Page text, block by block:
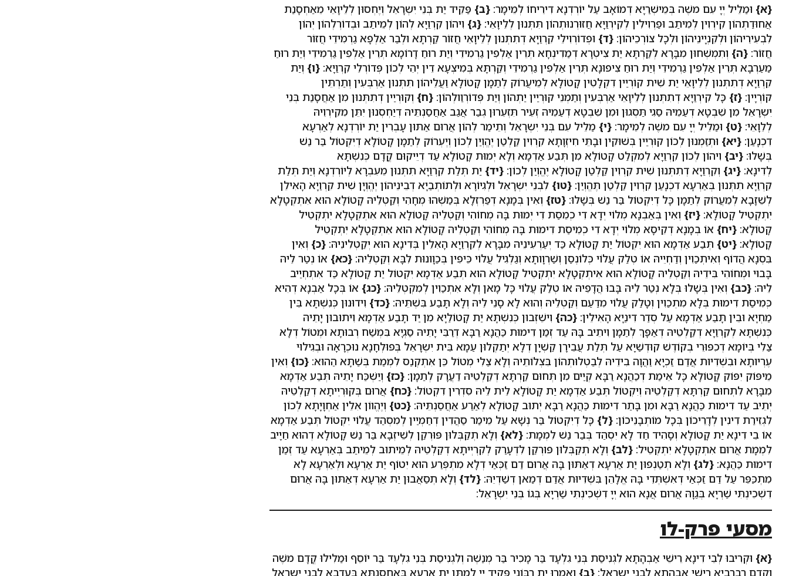
{א} וּמַלֵיל יְיָ עִם משֶׁה בְּמֵישְׁרַיָא דְמוֹאָב עַל יוֹרְדְנָא דִירֵיחוֹ לְמֵימָר: {ב} פַּקֵיד יַת בְּנֵי יִשְרָאֵל וְיֶחְסוּן לְלֵיוָאֵי מֵאַחְסָנַת
אֲחוּדַתְהוֹן קִירְוִין לְמִיתַב וּפַרְוִילִין לְקִירְוַיָא חֲזוּרְנוּתְהוֹן תִּתְּנוּן לְלֵיוָאֵי: {ג} וִיהוֹן קִרְוַיָא לְהוֹן לְמֵיתַב וּבְדוֹרְלְהוֹן יְהוֹן
לִבְעִירֵיהוֹן וּלְקִנְיָינֵיהוֹן וּלְכָל צוֹרְכֵיהוֹן: {ד} וּפְדוֹרְוִילֵי קִרְוַיָא דְתִתְּנוּן לְלֵיוָאֵי חֲזוֹר קַרְתָּא וּלְבַר אַלְפָא גַרְמִידֵי חֲזוֹר
חֲזוֹר: {ה} וְתִמְשְׁחוּן מִבָּרָא לְקַרְתָּא יַת צִיטְרָא דְמַדִינְחָא תְּרֵין אַלְפִין גַרְמִידֵי וְיַת רוּחַ דָרוֹמָא תְּרֵין אַלְפִין גַרְמִידֵי וְיַת רוּחַ
מַעַרְבָא תְּרֵין אַלְפִין גַרְמִידֵי וְיַת רוּחַ צִיפוּנָא תְּרֵין אַלְפִין גַרְמִידֵי וְקַרְתָּא בְּמִיצְעָא דֵין יְהֵי לְכוֹן פְּדוֹרְלֵי קִרְוַיָא: {ו} וְיַת
קִרְוַיָא דְתִתְּנוּן לְלֵיוָאֵי יַת שִׁית קוֹרְיַין דִקְלָטִין קָטוֹלָא לְמֵיעֲרוֹק לְתַמָן קָטוֹלָא וַעֲלֵיהוֹן תִּתְּנוּן אַרְבְּעִין וְתַרְתֵּין
קוֹרְיָין: {ז} כָּל קִירְוַיָא דְתִתְּנוּן לְלֵיוָאֵי אַרְבְּעִין וְתַמְנֵי קוּרְיַין יַתְהוֹן וְיַת פְּדוֹרְוַולְהוֹן: {ח} וְקוּרְיַין דְתִתְּנוּן מִן אַחֲסָנַת בְּנֵי
יִשְרָאֵל מִן שִׁבְטָא דְעַמֵיהּ סַגִי תַּסְגוּן וּמִן שִׁבְטָא דְעַמֵיהּ זְעֵיר תִּזְעֵרוּן גְבַר אֲגַב אַחֲסַנְתֵּיהּ דְיַחְסְנוּן יִתֵּן מִקִירְוֵיהּ
לְלֵוָאֵי: {ט} וּמַלֵיל יְיָ עִם משֶׁה לְמֵימָר: {י} מַלֵיל עִם בְּנֵי יִשְרָאֵל וְתֵימַר לְהוֹן אֲרוּם אַתּוּן עָבְרִין יַת יוֹרְדְנָא לְאַרְעָא
דִכְנָעַן: {יא} וּתְזַמְנוּן לְכוֹן קוּרְיַין בְּשׁוּקִין וּבָתֵּי חִיזְוָתָא קִרְוִין קַלְטַן יֶהֱוְיַן לְכוֹן וְיֶעְרוֹק לְתַמָן קָטוֹלָא דְיִקְטוֹל בַּר נַשׁ
בְּשָׁלוּ: {יב} וִיהוֹן לְכוֹן קִרְוַיָא לְמִקְלַט קָטוֹלָא מִן תְּבַע אַדְמָא וְלָא יְמוּת קָטוֹלָא עַד דְיֵיקוּם קֳדָם כְּנִשְׁתָּא
לְדִינָא: {יג} וְקִרְוַיָא דְתִתְּנוּן שִׁית קִרְוִין קַלְטַן קָטוֹלָא יֶהֱוְיַן לְכוֹן: {יד} יַת תְּלַת קִרְוַיָא תִתְּנוּן מֵעִבְרָא לְיוֹרְדְנָא וְיַת תְּלַת
קִרְוַיָא תִתְּנוּן בְּאַרְעָא דִכְנָעַן קִרְוִין קַלְטַן תֶּהֱוְיַן: {טו} לִבְנֵי יִשְרָאֵל וּלְגִיוֹרָא וּלְתוֹתְבַיָא דְבֵינֵיהוֹן יֶהֱוְיָן שִׁית קִרְוַיָא הָאִילֵן
לְשֵׁזָבָא לְמֵעֲרוֹק לְתַמָן כָּל דְיִקְטוֹל בַּר נַשׁ בְּשָׁלוּ: {טז} וְאִין בְּמָנָא דְפַרְזְלָא בְּמַשְׁהוּ מְחָהִי וְקַטְלֵיהּ קָטוֹלָא הוּא אִתְקְטָלָא
יִתְקְטֵיל קָטוֹלָא: {יז} וְאִין בְּאַבְנָא מְלוֹי יְדָא דִי כְמֵסַת דִי יְמוּת בָּהּ מְחוֹהִי וְקַטְלֵיהּ קָטוֹלָא הוּא אִתְקְטָלָא יִתְקְטֵיל
קָטוֹלָא: {יח} אוֹ בְמָנָא דְקֵיסָא מְלוֹי יְדָא דִי כְמֵיסַת דִימוּת בָּהּ מְחוֹהִי וְקַטְלֵיהּ קָטוֹלָא הוּא אִתְקְטָלָא יִתְקְטֵיל
קָטוֹלָא: {יט} תְּבַע אַדְמָא הוּא יִקְטוֹל יַת קָטוֹלָא כַּד יְעַרְעִינֵיהּ מִבָּרָא לְקִרְוַיָא הָאִלֵין בְּדִינָא הוּא יְקַטְלִינֵיהּ: {כ} וְאִין
בִּסְנָא הֲדוֹף וְאִיתְכַוִין וְדַחְיֵיהּ אוֹ טְלַק עֲלוֹי כְּלוֹנְסַן וְשַׁרְוָותָא וְגַלְגִיל עֲלוֹי כֵּיפִין בְּכַוָונוּת לִבָּא וְקַטְלֵיהּ: {כא} אוֹ נְטַר לֵיהּ
בָּבוּי וּמְחוֹהִי בִּידֵיהּ וְקַטְלֵיהּ קָטוֹלָא הוּא אִיתְקְטָלָא יִתְקְטֵיל קָטוֹלָא הוּא תְּבַע אַדְמָא יִקְטוֹל יַת קָטוֹלָא כַּד אִתְחְיַיב
לֵיהּ: {כב} וְאִין בְּשָׁלוּ בְּלָא נְטַר לֵיהּ בָּבוּ הֲדָפֵיהּ אוֹ טְלַק עֲלוֹי כָּל מָאן וְלָא אִתְכַוִין לְמִקְטְלֵיהּ: {כג} אוֹ בְּכָל אַבְנָא דְהִיא
כְּמִיסַת דִימוּת בְּלָא מִתְכַוִין וְטָלַק עֲלוֹי מִדַעַם וְקַטְלֵיהּ וְהוּא לָא סָנֵי לֵיהּ וְלָא תָּבַע בִּשְׁתֵּיהּ: {כד} וִידוּנוּן כְּנִשְׁתָּא בֵּין
מַחְיָא וּבֵין תָּבַע אַדְמָא עַל סְדַר דִינַיָא הָאִילֵין: {כה} וִישֵׁזְבוּן כְּנִשְׁתָּא יַת קָטוֹלַיָא מִן יַד תָּבַע אַדְמָא וִיתוּבוּן יָתֵיהּ
כְּנִשְׁתָּא לְקִרְוַיָא דְקַלְטֵיהּ דְאַפָּךְ לְתַמָן וִיתֵיב בָּהּ עַד זְמַן דִימוּת כַּהֲנָא רַבָּא דְרַבֵּי יָתֵיהּ סַגְיָא בִּמְשַׁח רְבוּתָא וּמְטוֹל דְלָא
צַלִי בְּיוֹמָא דְכִפּוּרֵי בְקוֹדֶשׁ קוּדְשַׁיָא עַל תְּלַת עֲבֵירָן קַשְׁיָן דְלָא יְתַקְלוּן עַמָא בֵּית יִשְרָאֵל בְּפוּלְחָנָא נוּכְרָאָה וּבְגִילוּי
עֶרְיוּתָא וּבִשְׁדִיוּת אֲדַם זַכְיָא וַהֲוָה בִידֵיהּ לְבַטְלוּתְהוֹן בִּצְלוֹתֵיהּ וְלָא צַלִי מְטוֹל כֵּן אִתְקְנַס לִמְמַת בְּשַׁתָּא הַהוּא: {כו} וְאִין
מֵיפּוֹק יִפּוֹק קָטוֹלָא כָּל אֵימַת דְכַהֲנָא רַבָּא קְיַים מִן תְּחוּם קַרְתָּא דְקַלְטֵיהּ דַעֲרָק לְתַמָן: {כז} וְיַשְׁכַּח יָתֵיהּ תְּבַע אַדְמָא
מִבָּרָא לִתְחוּם קַרְתָּא דְקַלְטֵיהּ וְיִקְטוֹל תְּבַע אַדְמָא יַת קָטוֹלָא לֵית לֵיהּ סִדְרִין דִקְטוֹל: {כח} אֲרוּם בְּקוּרְיְיתָא דְקַלְטֵיהּ
יְתֵיב עַד דִימוּת כַּהֲנָא רַבָּא וּמִן בָּתַר דִימוּת כַּהֲנָא רַבָּא יְתוּב קָטוֹלָא לְאַרַע אַחֲסַנְתֵּיהּ: {כט} וְיֶהֱווֹן אִלֵין אַחְוָיָתָא לְכוֹן
לִגְזֵירַת דִינִין לְדָרֵיכוֹן בְּכָל מוֹתְבָנֵיכוֹן: {ל} כָּל דְיִקְטוֹל בַּר נְשָׁא עַל מֵימַר סַהֲדִין דְחַמְיַין לְמִסְהַד עֲלוֹי יִקְטוֹל תְּבַע אַדְמָא
אוֹ בֵי דִינָא יַת קָטוֹלָא וְסָהִיד חַד לָא יִסְהַד בְּבַר נַשׁ לִמְמָת: {לא} וְלָא תְקַבְּלוּן פּוּרְקַן לְשֵׁיזְבָא בַּר נַשׁ קָטוֹלָא דְהוּא חַיָיב
לִמְמָת אֲרוּם אִתְקְטָלָא יִתְקְטֵיל: {לב} וְלָא תְקַבְּלוּן פּוּרְקַן לִדְעָרַק לְקִרְיְיתָא דְקַלְטֵיהּ לְמֵיתוּב לְמֵיתַב בְּאַרְעָא עַד זְמַן
דִימוּת כַּהֲנָא: {לג} וְלָא תְטַנְפוּן יַת אַרְעָא דְאַתּוּן בָּהּ אֲרוּם דַם זַכְּאַי דְלָא מִתְפְּרַע הוּא יִטוֹף יַת אַרְעָא וּלְאַרְעָא לָא
מִתְכַּפֵּר עַל דַם זַכְּאַי דְאִשְׁתְּדֵי בָּהּ אֱלָהֵן בִּשְׁדִיוּת אֲדַם דְמַאן דְשַׁדְיֵהּ: {לד} וְלָא תְסַאֲבוּן יַת אַרְעָא דְאַתּוּן בָּהּ אֲרוּם
דִשְׁכִינְתִּי שַׁרְיָא בְּגַוָהּ אֲרוּם אֲנָא הוּא יְיָ דִשְׁכִינְתִּי שַׁרְיָא בְּגוֹ בְּנֵי יִשְרָאֵל:
מסעי פרק-לו
{א} וּקְרִיבוּ לְבֵי דִינָא רֵישֵׁי אַבְהָתָא לִגְנִיסַת בְּנֵי גִלְעָד בַּר מָכִיר בַּר מְנַשֶׁה וְלִגְנִיסַת בְּנֵי גִלְעָד בַּר יוֹסֵף וּמַלִילוּ קֳדָם משֶׁה
וְקָדָם רַבְרְבַיָא רֵישֵׁי אַבְהָתָא לִבְנֵי יִשְרָאֵל: {ב} וַאֲמָרוּ יַת רִבּוֹנִי פַּקֵיד יְיָ לְמִתַּן יַת אַרְעָא בְּאַחְסַנְתָּא בְּעַדְבָא לִבְנֵי יִשְרָאֵל